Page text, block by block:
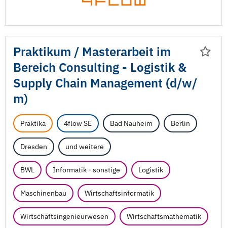
Praktikum / Masterarbeit im
Bereich Consulting - Logistik &
Supply Chain Management (d/w/
m)
Praktika 4flow SE Bad Nauheim Berlin
Dresden und weitere
BWL Informatik - sonstige Logistik
Maschinenbau Wirtschaftsinformatik
Wirtschaftsingenieurwesen Wirtschaftsmathematik